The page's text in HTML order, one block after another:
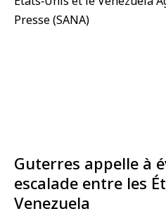
Guterres appelle à
escalade entre les
Venezuela